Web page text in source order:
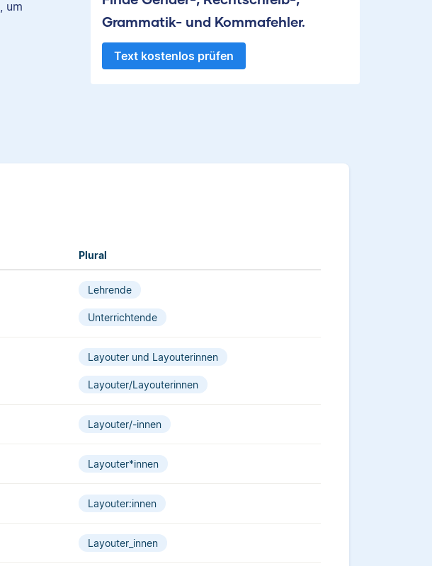
, um
Grammatik- und Kommafehler.
Text kostenlos prüfen
Plural
Lehrende
Unterrichtende
Layouter und Layouterinnen
Layouter/Layouterinnen
Layouter/-innen
Layouter*innen
Layouter:innen
Layouter_innen